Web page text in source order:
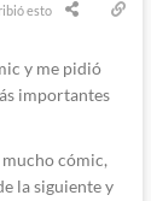
esto
y me pidió
importantes
cómic,
la siguiente y